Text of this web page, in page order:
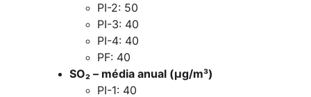
PI-2: 50
PI-3: 40
PI-4: 40
PF: 40
SO₂ – média anual (µg/m³)
PI-1: 40